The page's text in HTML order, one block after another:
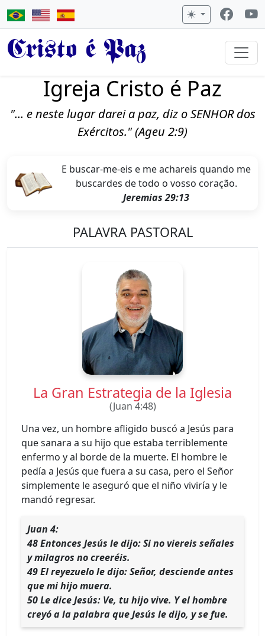
Cristo é Paz
Igreja Cristo é Paz
"... e neste lugar darei a paz, diz o SENHOR dos
Exércitos." (Ageu 2:9)
E buscar-me-eis e me achareis quando me
buscardes de todo o vosso coração.
Jeremias 29:13
PALAVRA PASTORAL
La Gran Estrategia de la Iglesia
(Juan 4:48)
Una vez, un hombre afligido buscó a Jesús para
que sanara a su hijo que estaba terriblemente
enfermo y al borde de la muerte. El hombre le
pedía a Jesús que fuera a su casa, pero el Señor
simplemente le aseguró que el niño viviría y le
mandó regresar.
Juan 4:
48 Entonces Jesús le dijo: Si no viereis señales
y milagros no creeréis.
49 El reyezuelo le dijo: Señor, desciende antes
que mi hijo muera.
50 Le dice Jesús: Ve, tu hijo vive. Y el hombre
creyó a la palabra que Jesús le dijo, y se fue.